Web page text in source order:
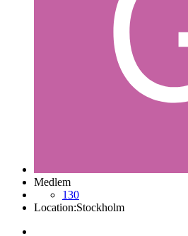
Medlem
130
Location:Stockholm